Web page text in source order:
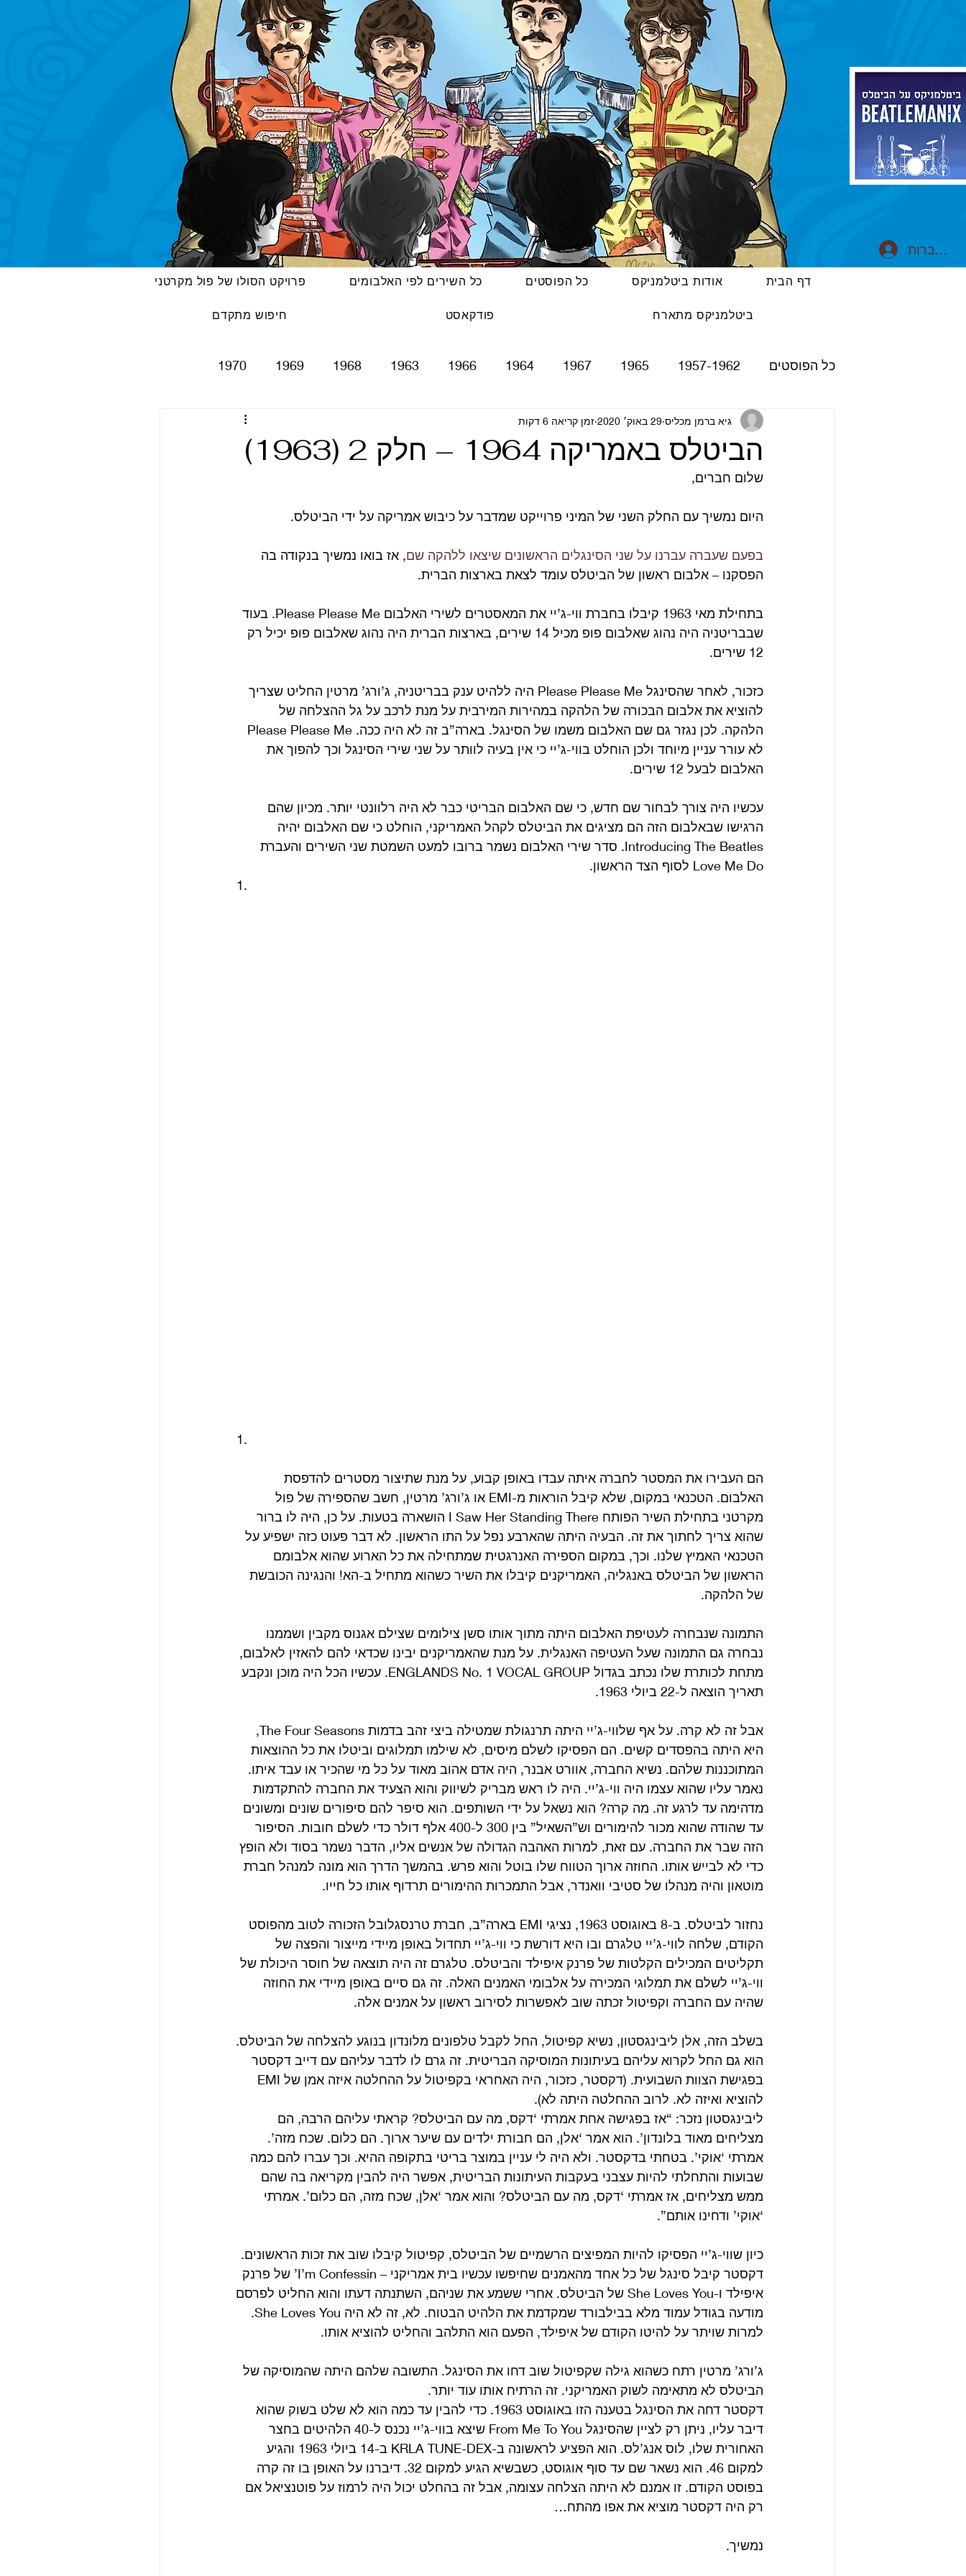
דף הבית אודות ביטלמניקס כל הפוסטים כל השירים לפי האלבומים פרויקט הסולו של פול מקרטני
ביטלמניקס מתארח פודקאסט חיפוש מתקדם
כל הפוסטים 1957-1962
1965
1967
1964
1966
1963
1968
1969
1970
Please Please Me
With The Beatles
A Hard Day's Night
Rubber Soul
Revolver
הביטלס באמריקה 1964 – חלק 2 (1963)
גיא ברמן מכליס 29 באוק׳ 2020 זמן קריאה 6 דקות
שלום חברים,
היום נמשיך עם החלק השני של המיני פרוייקט שמדבר על כיבוש אמריקה על ידי הביטלס.
בפעם שעברה עברנו על שני הסינגלים הראשונים שיצאו ללהקה שם, אז בואו נמשיך בנקודה בה
הפסקנו – אלבום ראשון של הביטלס עומד לצאת בארצות הברית.
בתחילת מאי 1963 קיבלו בחברת ווי-ג’יי את המאסטרים לשירי האלבום Please Please Me. בעוד
שבבריטניה היה נהוג שאלבום פופ מכיל 14 שירים, בארצות הברית היה נהוג שאלבום פופ יכיל רק
12 שירים.
כזכור, לאחר שהסינגל Please Please Me היה ללהיט ענק בבריטניה, ג’ורג’ מרטין החליט שצריך
להוציא את אלבום הבכורה של הלהקה במהירות המירבית על מנת לרכב על גל ההצלחה של
לא עורר עניין מיוחד ולכן הוחלט בווי-ג’יי כי אין בעיה לוותר על שני שירי הסינגל וכך להפוך את
האלבום לבעל 12 שירים.
עכשיו היה צורך לבחור שם חדש, כי שם האלבום הבריטי כבר לא היה רלוונטי יותר. מכיון שהם
הרגישו שבאלבום הזה הם מציגים את הביטלס לקהל האמריקני, הוחלט כי שם האלבום יהיה
Introducing The Beatles. סדר שירי האלבום נשמר ברובו למעט השמטת שני השירים והעברת
Love Me Do לסוף הצד הראשון.
הם העבירו את המסטר לחברה איתה עבדו באופן קבוע, על מנת שתיצור מסטרים להדפסת
האלבום. הטכנאי במקום, שלא קיבל הוראות מ-EMI או ג’ורג’ מרטין, חשב שהספירה של פול
מקרטני בתחילת השיר הפותח I Saw Her Standing There הושארה בטעות. על כן, היה לו ברור
שהוא צריך לחתוך את זה. הבעיה היתה שהארבע נפל על התו הראשון. לא דבר פעוט כזה ישפיע על
הטכנאי האמיץ שלנו. וכך, במקום הספירה האנרגטית שמתחילה את כל הארוע שהוא אלבומם
הראשון של הביטלס באנגליה, האמריקנים קיבלו את השיר כשהוא מתחיל ב-הא! והנגינה הכובשת
של הלהקה.
התמונה שנבחרה לעטיפת האלבום היתה מתוך אותו סשן צילומים שצילם אגנוס מקבין ושממנו
נבחרה גם התמונה שעל העטיפה האנגלית. על מנת שהאמריקנים יבינו שכדאי להם להאזין לאלבום,
מתחת לכותרת שלו נכתב בגדול ENGLANDS No. 1 VOCAL GROUP. עכשיו הכל היה מוכן ונקבע
תאריך הוצאה ל-22 ביולי 1963.
אבל זה לא קרה. על אף שלווי-ג’יי היתה תרנגולת שמטילה ביצי זהב בדמות The Four Seasons,
היא היתה בהפסדים קשים. הם הפסיקו לשלם מיסים, לא שילמו תמלוגים וביטלו את כל ההוצאות
המתוכננות שלהם. נשיא החברה, אוורט אבנר, היה אדם אהוב מאוד על כל מי שהכיר או עבד איתו.
נאמר עליו שהוא עצמו היה ווי-ג’יי. היה לו ראש מבריק לשיווק והוא הצעיד את החברה להתקדמות
מדהימה עד לרגע זה. מה קרה? הוא נשאל על ידי השותפים. הוא סיפר להם סיפורים שונים ומשונים
עד שהודה שהוא מכור להימורים וש”השאיל” בין 300 ל-400 אלף דולר כדי לשלם חובות. הסיפור
הזה שבר את החברה. עם זאת, למרות האהבה הגדולה של אנשים אליו, הדבר נשמר בסוד ולא הופץ
כדי לא לבייש אותו. החוזה ארוך הטווח שלו בוטל והוא פרש. בהמשך הדרך הוא מונה למנהל חברת
מוטאון והיה מנהלו של סטיבי וואנדר, אבל התמכרות ההימורים תרדוף אותו כל חייו.
נחזור לביטלס. ב-8 באוגוסט 1963, נציגי EMI בארה”ב, חברת טרנסגלובל הזכורה לטוב מהפוסט
הקודם, שלחה לווי-ג’יי טלגרם ובו היא דורשת כי ווי-ג’יי תחדול באופן מיידי מייצור והפצה של
תקליטים המכילים הקלטות של פרנק איפילד והביטלס. טלגרם זה היה תוצאה של חוסר היכולת של
ווי-ג’יי לשלם את תמלוגי המכירה על אלבומי האמנים האלה. זה גם סיים באופן מיידי את החוזה
שהיה עם החברה וקפיטול זכתה שוב לאפשרות לסירוב ראשון על אמנים אלה.
בשלב הזה, אלן ליבינגסטון, נשיא קפיטול, החל לקבל טלפונים מלונדון בנוגע להצלחה של הביטלס.
הוא גם החל לקרוא עליהם בעיתונות המוסיקה הבריטית. זה גרם לו לדבר עליהם עם דייב דקסטר
להוציא ואיזה לא. לרוב ההחלטה היתה לא).
ליבינגסטון נזכר: “אז בפגישה אחת אמרתי ‘דקס, מה עם הביטלס? קראתי עליהם הרבה, הם
מצליחים מאוד בלונדון’. הוא אמר ‘אלן, הם חבורת ילדים עם שיער ארוך. הם כלום. שכח מזה’.
אמרתי ‘אוקי’. בטחתי בדקסטר. ולא היה לי עניין במוצר בריטי בתקופה ההיא. וכך עברו להם כמה
שבועות והתחלתי להיות עצבני בעקבות העיתונות הבריטית, אפשר היה להבין מקריאה בה שהם
ממש מצליחים, אז אמרתי ‘דקס, מה עם הביטלס? והוא אמר ‘אלן, שכח מזה, הם כלום’. אמרתי
‘אוקי’ ודחינו אותם”.
כיון שווי-ג’יי הפסיקו להיות המפיצים הרשמיים של הביטלס, קפיטול קיבלו שוב את זכות הראשונים.
דקסטר קיבל סינגל של כל אחד מהאמנים שחיפשו עכשיו בית אמריקני – I’m Confessin’ של פרנק
איפילד ו-She Loves You של הביטלס. אחרי ששמע את שניהם, השתנתה דעתו והוא החליט לפרסם
מודעה בגודל עמוד מלא בבילבורד שמקדמת את הלהיט הבטוח. לא, זה לא היה She Loves You.
למרות שויתר על להיטו הקודם של איפילד, הפעם הוא התלהב והחליט להוציא אותו.
ג’ורג’ מרטין רתח כשהוא גילה שקפיטול שוב דחו את הסינגל. התשובה שלהם היתה שהמוסיקה של
הביטלס לא מתאימה לשוק האמריקני. זה הרתיח אותו עוד יותר.
דקסטר דחה את הסינגל בטענה הזו באוגוסט 1963. כדי להבין עד כמה הוא לא שלט בשוק שהוא
דיבר עליו, ניתן רק לציין שהסינגל From Me To You שיצא בווי-ג’יי נכנס ל-40 הלהיטים בחצר
האחורית שלו, לוס אנג’לס. הוא הפציע לראשונה ב-KRLA TUNE-DEX ב-14 ביולי 1963 והגיע
למקום 46. הוא נשאר שם עד סוף אוגוסט, כשבשיא הגיע למקום 32. דיברנו על האופן בו זה קרה
בפוסט הקודם. זו אמנם לא היתה הצלחה עצומה, אבל זה בהחלט יכול היה לרמוז על פוטנציאל אם
רק היה דקסטר מוציא את אפו מהתח…
נמשיך.